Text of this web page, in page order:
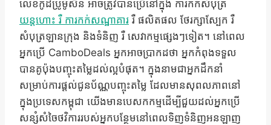
លេខកូដប្រូម៉ូសិន អាចត្រូវបានប្រើនៅក្នុង ការកក់សំបុត្រ
យន្តហោះ រឺ ការកក់សណ្ឋាគារ រឺ ផលិតផល ថែរក្សាស្បែក រឺ
សំបុត្រឡានក្រុង និងទំនិញ រឺ សេវាកម្មផ្សេងៗទៀត។ នៅពេល
អ្នកប្រើ CamboDeals អ្នកអាចប្រាកដថា អ្នកកំពុងទទួល
បានគូប៉ុងបញ្ចុះតម្លៃដល់ល្អបំផុត។ ក្នុងនាមជាអ្នកដឹកនាំ
សម្រាប់ការផ្តល់ជូនប័ណ្ណបញ្ចុះតម្លៃ ដែលមានសុពលភាពនៅ
ក្នុងប្រទេសកម្ពុជា យើងមានបេសកកម្មដើម្បីជួយដល់អ្នកប្រើ
សន្សំសំចៃថវិការរបស់អ្នកបន្ថែមនៅពេលទិញទំនិញអនឡាញ